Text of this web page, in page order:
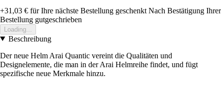
+31,03 € für Ihre nächste Bestellung geschenkt Nach Bestätigung Ihrer
Bestellung gutgeschrieben
Loading...
Beschreibung
Der neue Helm Arai Quantic vereint die Qualitäten und
Designelemente, die man in der Arai Helmreihe findet, und fügt
spezifische neue Merkmale hinzu.